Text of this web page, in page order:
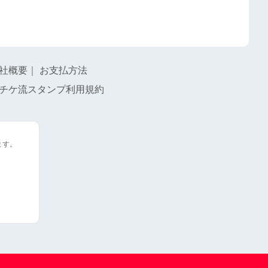
概要
お支払方法
ケ流スタンプ利用規約
。